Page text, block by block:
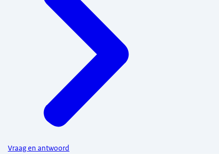
Vraag en antwoord